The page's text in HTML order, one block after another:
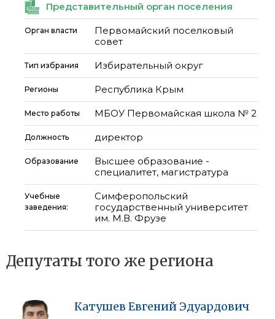
Представительный орган поселения
Орган власти
Первомайский поселковый
совет
Тип избрания Избирательный округ
Регионы Республика Крым
Место работы МБОУ Первомайская школа № 2
Должность директор
Образование
Высшее образование -
специалитет, магистратура
Учебные
заведения:
Симферопольский
государственный университет
им. М.В. Фрузе
Депутаты того же региона
Катушев Евгений Эдуардович